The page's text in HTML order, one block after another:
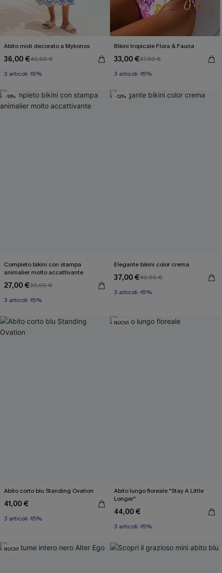
Abito midi decorato a Mykonos
36,00 €42,00 €
3 articoli -15%
Bikini tropicale Flora & Fauna
33,00 €37,00 €
3 articoli -15%
-10%
Completo bikini con stampa
animalier molto accattivante
27,00 €30,00 €
3 articoli -15%
-12%
Elegante bikini color crema
37,00 €42,00 €
3 articoli -15%
Abito corto blu Standing Ovation
41,00 €
3 articoli -15%
NUOVI
Abito lungo floreale "Stay A Little
Longer"
44,00 €
3 articoli -15%
NUOVI